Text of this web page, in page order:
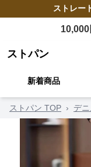
ストレー
10,000
ストパン
新着商品
ストパン TOP › デ